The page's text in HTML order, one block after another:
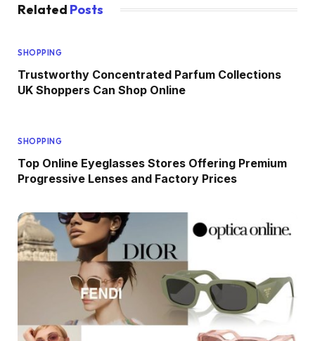
Related Posts
SHOPPING
Trustworthy Concentrated Parfum Collections
UK Shoppers Can Shop Online
SHOPPING
Top Online Eyeglasses Stores Offering Premium
Progressive Lenses and Factory Prices